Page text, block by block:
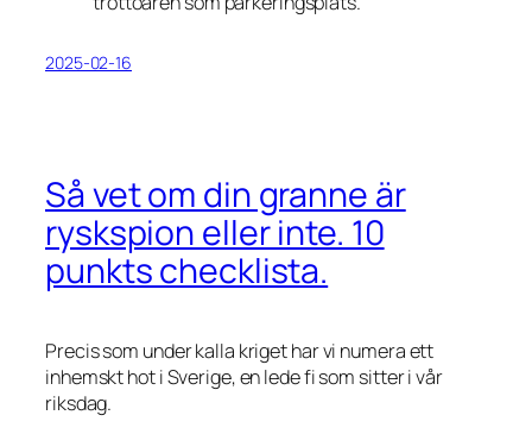
2025-02-16
Så vet om din granne är
ryskspion eller inte. 10
punkts checklista.
Precis som under kalla kriget har vi numera ett
inhemskt hot i Sverige, en lede fi som sitter i vår
riksdag.